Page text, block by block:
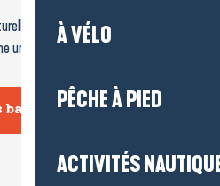
À VÉLO
PÊCHE À PIED
ACTIVITÉS
conclure la balade. Un
un apéritif entre amis finalement !
gourmandes